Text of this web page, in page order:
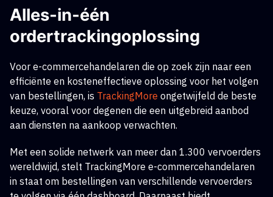
Alles-in-één
ordertrackingoplossing
Voor e-commercehandelaren die op zoek zijn naar een
efficiënte en kosteneffectieve oplossing voor het volgen
van bestellingen, is TrackingMore ongetwijfeld de beste
keuze, vooral voor degenen die een uitgebreid aanbod
aan diensten na aankoop verwachten.
Met een solide netwerk van meer dan 1.300 vervoerders
wereldwijd, stelt TrackingMore e-commercehandelaren
in staat om bestellingen van verschillende vervoerders